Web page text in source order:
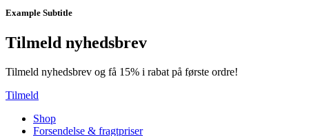
Example Subtitle
Tilmeld nyhedsbrev
Tilmeld nyhedsbrev og få 15% i rabat på første ordre!
Tilmeld
Shop
Forsendelse & fragtpriser